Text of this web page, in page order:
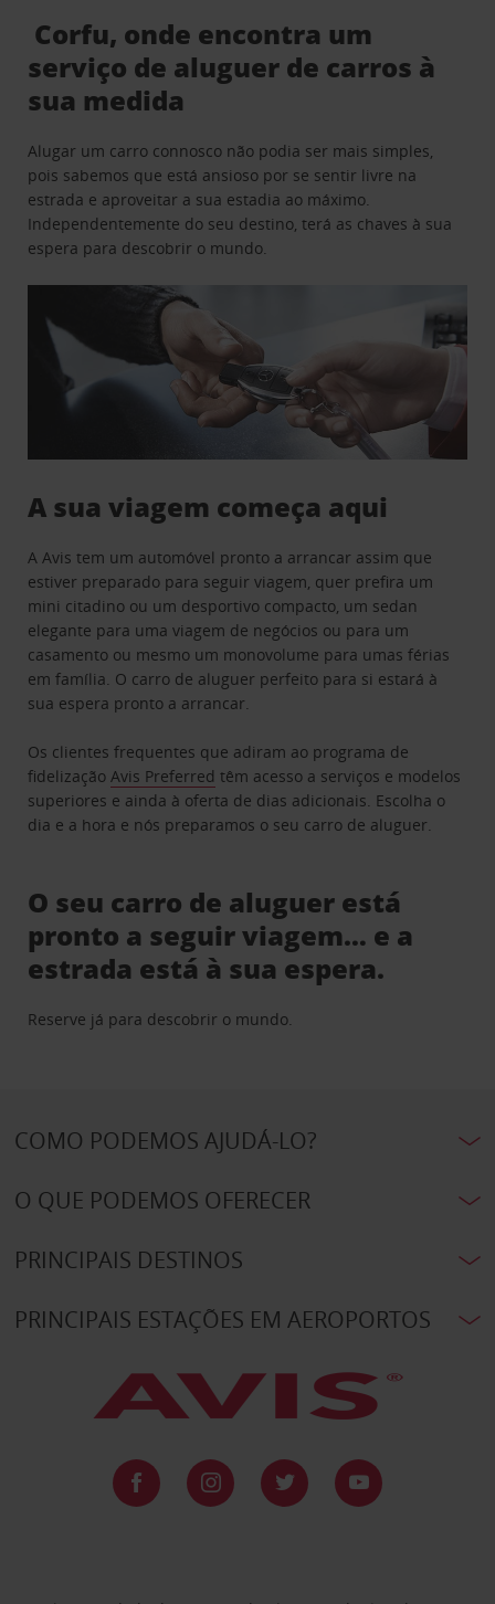
Corfu, onde encontra um
serviço de aluguer de carros à
sua medida
Alugar um carro connosco não podia ser mais simples,
pois sabemos que está ansioso por se sentir livre na
estrada e aproveitar a sua estadia ao máximo.
Independentemente do seu destino, terá as chaves à sua
espera para descobrir o mundo.
A sua viagem começa aqui
A Avis tem um automóvel pronto a arrancar assim que
estiver preparado para seguir viagem, quer prefira um
mini citadino ou um desportivo compacto, um sedan
elegante para uma viagem de negócios ou para um
casamento ou mesmo um monovolume para umas férias
em família. O carro de aluguer perfeito para si estará à
sua espera pronto a arrancar.
Os clientes frequentes que adiram ao programa de
fidelizaçãoAvis Preferred têm acesso a serviços e modelos
superiores e ainda à oferta de dias adicionais. Escolha o
dia e a hora e nós preparamos o seu carro de aluguer.
O seu carro de aluguer está
pronto a seguir viagem… e a
estrada está à sua espera.
Reserve já para descobrir o mundo.
COMO PODEMOS AJUDÁ-LO?
O QUE PODEMOS OFERECER
PRINCIPAIS DESTINOS
PRINCIPAIS ESTAÇÕES EM AEROPORTOS